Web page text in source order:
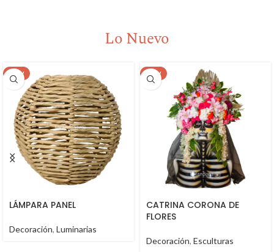
Lo Nuevo
NEW
LÁMPARA PANEL
Decoración, Luminarias
NEW
CATRINA CORONA DE
FLORES
Decoración, Esculturas